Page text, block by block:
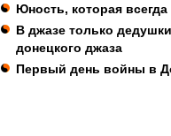
Юность, которая
В джазе только
донецкого джаза
Первый день войны в